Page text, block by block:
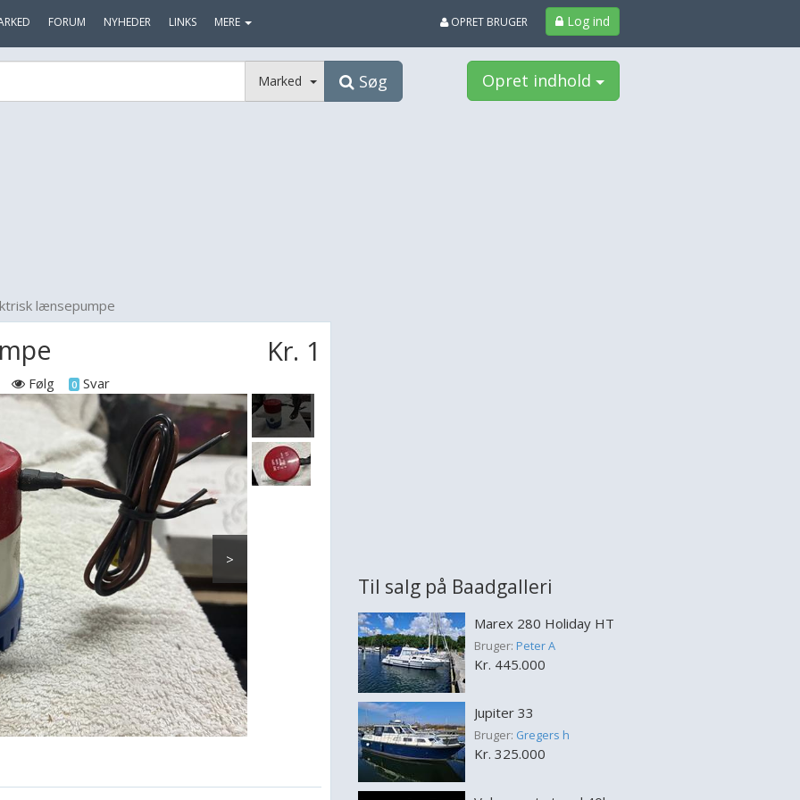
FORUM NYHEDER LINKS MERE Log ind
OPRET BRUGER
Marked Søg Opret indhold
lænsepumpe
Kr. 1
Følg 0 Svar
>
Til salg på Baadgalleri
Marex 280 Holiday HT
Bruger: Peter A
Kr. 445.000
Jupiter 33
Bruger: Gregers h
Kr. 325.000